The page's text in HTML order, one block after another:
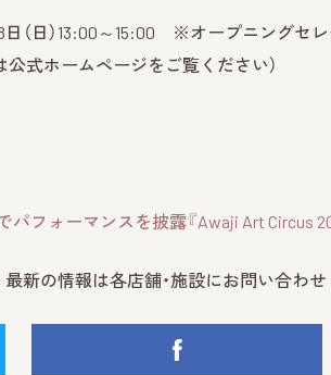
日（日）13:00～15:00 ※オープニングセ
式ホームページをご覧ください）
フォーマンスを披露『Awaji Art Circus
新の情報は各店舗・施設にお問い合わせ